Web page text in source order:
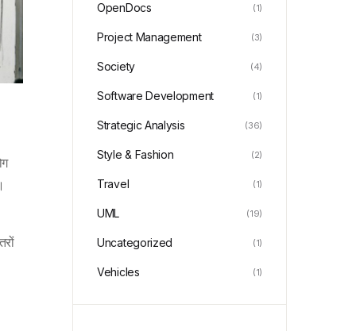
OpenDocs (1)
Project Management (3)
Society (4)
Software Development (1)
Strategic Analysis (36)
Style & Fashion (2)
Travel (1)
UML (19)
Uncategorized (1)
Vehicles (1)